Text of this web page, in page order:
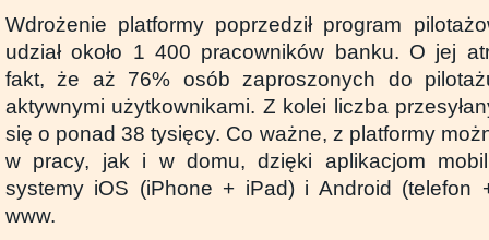
Wdrożenie platformy poprzedził program
udział około 1 400 pracowników banku. O jej
fakt, że aż 76% osób zaproszonych do
aktywnymi użytkownikami. Z kolei liczba
się o ponad 38 tysięcy. Co ważne, z platformy
w pracy, jak i w domu, dzięki aplikacjom
systemy iOS (iPhone + iPad) i Android (telefon
www.